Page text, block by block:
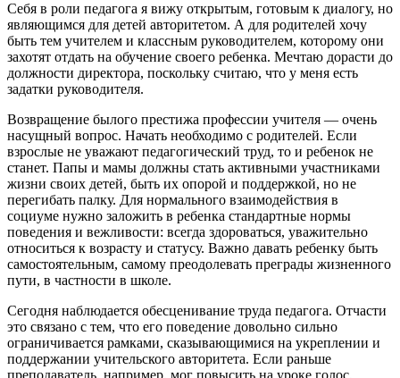
Себя в роли педагога я вижу открытым, готовым к диалогу, но
являющимся для детей авторитетом. А для родителей хочу
быть тем учителем и классным руководителем, которому они
захотят отдать на обучение своего ребенка. Мечтаю дорасти до
должности директора, поскольку считаю, что у меня есть
задатки руководителя.
Возвращение былого престижа профессии учителя — очень
насущный вопрос. Начать необходимо с родителей. Если
взрослые не уважают педагогический труд, то и ребенок не
станет. Папы и мамы должны стать активными участниками
жизни своих детей, быть их опорой и поддержкой, но не
перегибать палку. Для нормального взаимодействия в
социуме нужно заложить в ребенка стандартные нормы
поведения и вежливости: всегда здороваться, уважительно
относиться к возрасту и статусу. Важно давать ребенку быть
самостоятельным, самому преодолевать преграды жизненного
пути, в частности в школе.
Сегодня наблюдается обесценивание труда педагога. Отчасти
это связано с тем, что его поведение довольно сильно
ограничивается рамками, сказывающимися на укреплении и
поддержании учительского авторитета. Если раньше